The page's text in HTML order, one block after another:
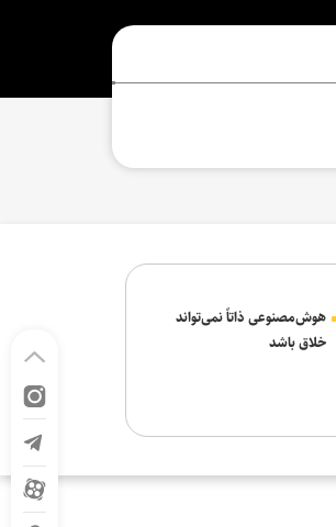
هوش‌مصنوعی ذاتاً نمی‌تواند
خلاق باشد